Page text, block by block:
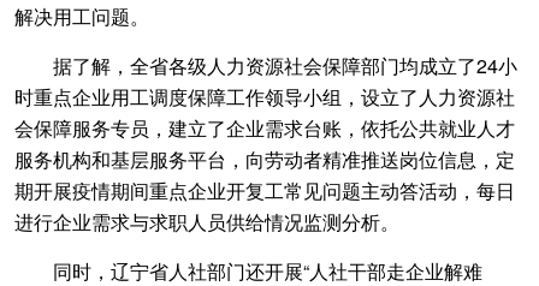
解决用工问题。
据了解，全省各级人力资源社会保障部门均成立了24小
时重点企业用工调度保障工作领导小组，设立了人力资源社
会保障服务专员，建立了企业需求台账，依托公共就业人才
服务机构和基层服务平台，向劳动者精准推送岗位信息，定
期开展疫情期间重点企业开复工常见问题主动答活动，每日
进行企业需求与求职人员供给情况监测分析。
同时，辽宁省人社部门还开展“人社干部走企业解难